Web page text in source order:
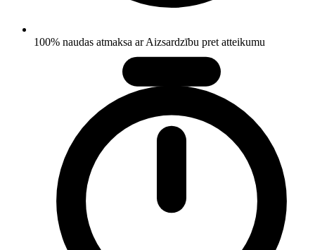
100% naudas atmaksa ar Aizsardzību pret atteikumu